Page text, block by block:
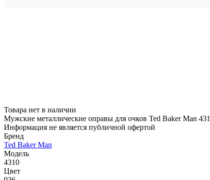
Товара нет в наличии
Мужские металлические оправы для очков Ted Baker Man
Информация не является публичной офертой
Бренд
Ted Baker Man
Модель
4310
Цвет